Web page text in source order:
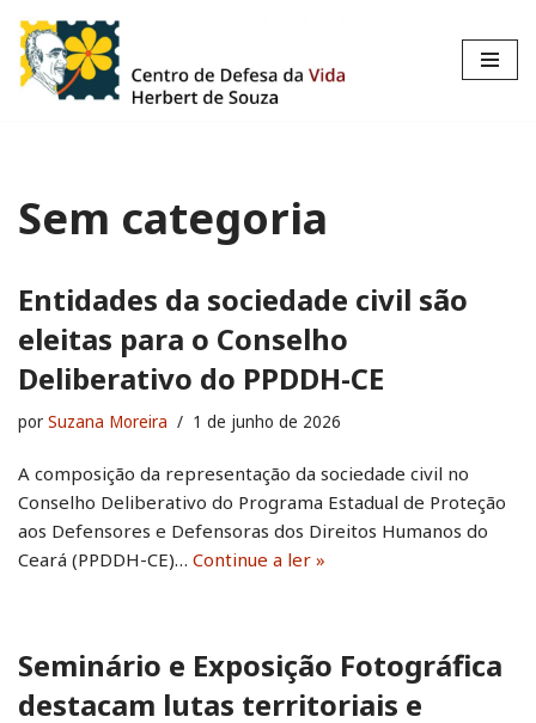
Pular
para
Sem categoria
Entidades da sociedade civil são
eleitas para o Conselho
Deliberativo do PPDDH-CE
por Suzana Moreira 1 de junho de 2026
A composição da representação da sociedade civil no
Conselho Deliberativo do Programa Estadual de Proteção
aos Defensores e Defensoras dos Direitos Humanos do
Ceará (PPDDH-CE)… Continue a ler »
Seminário e Exposição Fotográfica
destacam lutas territoriais e